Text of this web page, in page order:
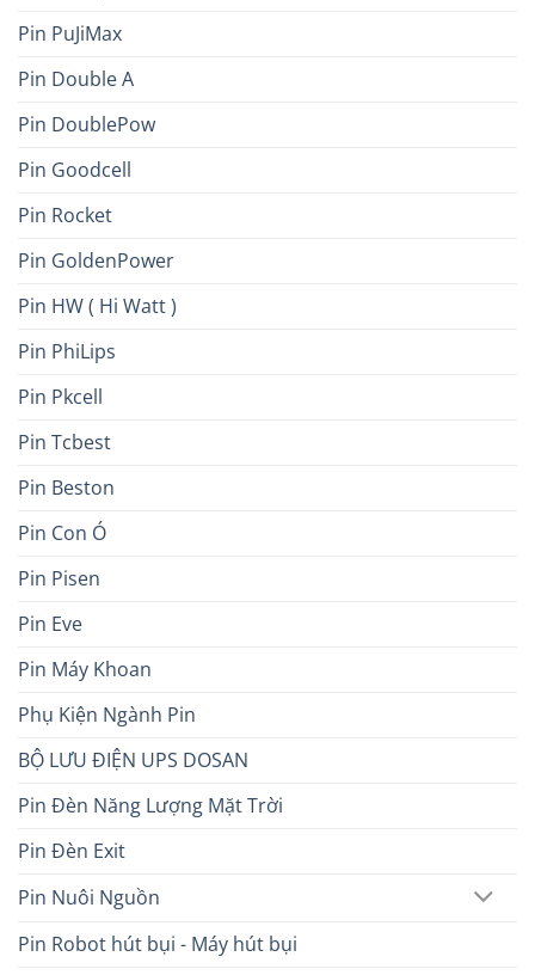
Pin PuJiMax
Pin Double A
Pin DoublePow
Pin Goodcell
Pin Rocket
Pin GoldenPower
Pin HW ( Hi Watt )
Pin PhiLips
Pin Pkcell
Pin Tcbest
Pin Beston
Pin Con Ó
Pin Pisen
Pin Eve
Pin Máy Khoan
Phụ Kiện Ngành Pin
BỘ LƯU ĐIỆN UPS DOSAN
Pin Đèn Năng Lượng Mặt Trời
Pin Đèn Exit
Pin Nuôi Nguồn
Pin Robot hút bụi - Máy hút bụi